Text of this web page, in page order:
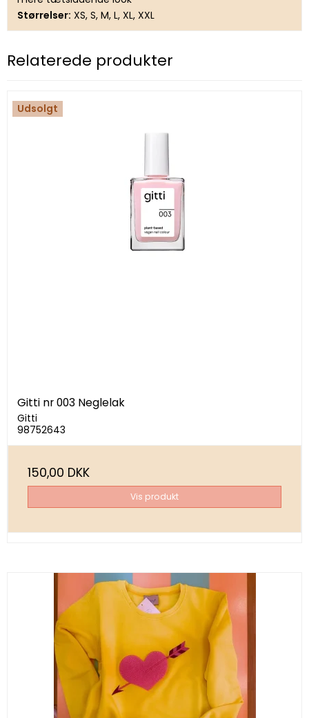
Størrelser: XS, S, M, L, XL, XXL
Relaterede produkter
Udsolgt
Gitti nr 003 Neglelak
Gitti
98752643
150,00 DKK
Vis produkt